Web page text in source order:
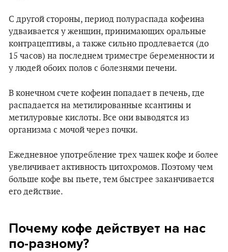
С другой стороны, период полураспада кофеина
удваивается у женщин, принимающих оральные
контрацептивы, а также сильно продлевается (до
15 часов) на последнем триместре беременности и
у людей обоих полов с болезнями печени.
В конечном счете кофеин попадает в печень, где
распадается на метилированные ксантины и
метилуровые кислоты. Все они выводятся из
организма с мочой через почки.
Ежедневное употребление трех чашек кофе и более
увеличивает активность цитохромов. Поэтому чем
больше кофе вы пьете, тем быстрее заканчивается
его действие.
Почему кофе действует на нас
по-разному?